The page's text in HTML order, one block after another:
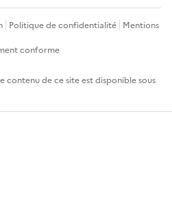
Politique de confidentialité Mentions
conforme
de ce site est disponible sous